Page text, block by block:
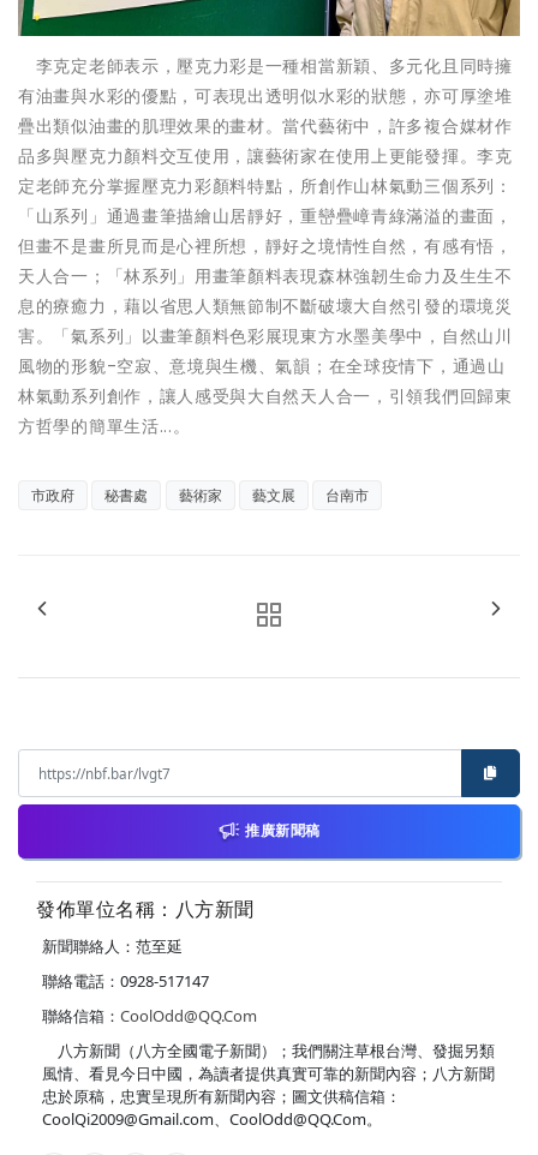
李克定老師表示，壓克力彩是一種相當新穎、多元化且同時擁
有油畫與水彩的優點，可表現出透明似水彩的狀態，亦可厚塗堆
疊出類似油畫的肌理效果的畫材。當代藝術中，許多複合媒材作
品多與壓克力顏料交互使用，讓藝術家在使用上更能發揮。李克
定老師充分掌握壓克力彩顏料特點，所創作山林氣動三個系列：
「山系列」通過畫筆描繪山居靜好，重巒疊嶂青綠滿溢的畫面，
但畫不是畫所見而是心裡所想，靜好之境情性自然，有感有悟，
天人合一；「林系列」用畫筆顏料表現森林強韌生命力及生生不
息的療癒力，藉以省思人類無節制不斷破壞大自然引發的環境災
害。「氣系列」以畫筆顏料色彩展現東方水墨美學中，自然山川
風物的形貌-空寂、意境與生機、氣韻；在全球疫情下，通過山
林氣動系列創作，讓人感受與大自然天人合一，引領我們回歸東
方哲學的簡單生活...。
市政府 秘書處 藝術家 藝文展 台南市
推廣新聞稿
發佈單位名稱：八方新聞
新聞聯絡人：范至延
聯絡電話：0928-517147
聯絡信箱： CoolOdd@QQ.Com
八方新聞（八方全國電子新聞）；我們關注草根台灣、發掘另類
風情、看見今日中國，為讀者提供真實可靠的新聞內容；八方新聞
忠於原稿，忠實呈現所有新聞內容；圖文供稿信箱：
CoolQi2009@Gmail.com、CoolOdd@QQ.Com。